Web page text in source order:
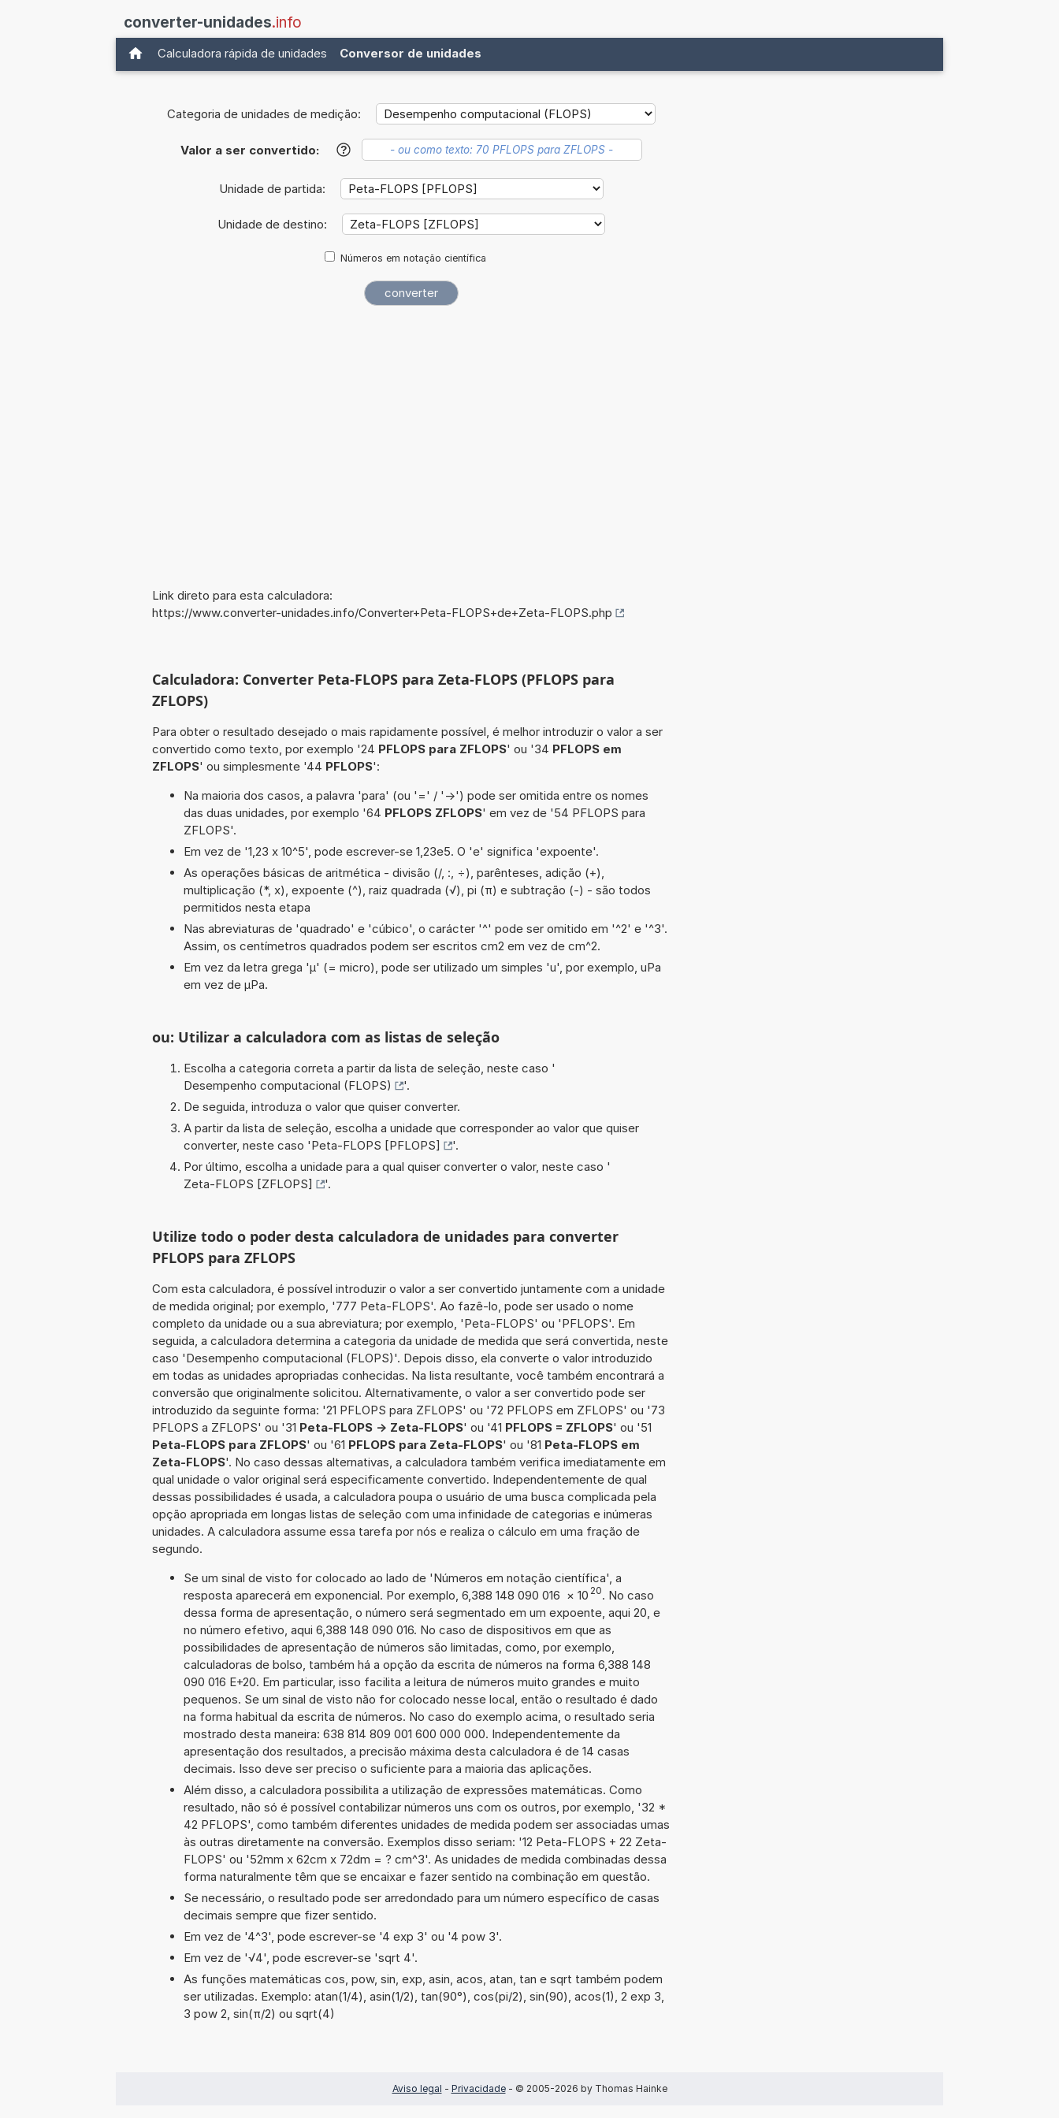
converter-unidades.info
Calculadora rápida de unidades Conversor de unidades
Categoria de unidades de medição:
Valor a ser convertido: ?
Unidade de partida:
Unidade de destino:
Números em notação científica
Link direto para esta calculadora:
https://www.converter-unidades.info/Converter+Peta-FLOPS+de+Zeta-FLOPS.php
Calculadora: Converter Peta-FLOPS para Zeta-FLOPS (PFLOPS para
ZFLOPS)
Para obter o resultado desejado o mais rapidamente possível, é melhor introduzir o valor a ser
convertido como texto, por exemplo '24 PFLOPS para ZFLOPS' ou '34 PFLOPS em
ZFLOPS' ou simplesmente '44 PFLOPS':
Na maioria dos casos, a palavra 'para' (ou '=' / '->') pode ser omitida entre os nomes
das duas unidades, por exemplo '64 PFLOPS ZFLOPS' em vez de '54 PFLOPS para
ZFLOPS'.
Em vez de '1,23 x 10^5', pode escrever-se 1,23e5. O 'e' significa 'expoente'.
As operações básicas de aritmética - divisão (/, :, ÷), parênteses, adição (+),
multiplicação (*, x), expoente (^), raiz quadrada (√), pi (π) e subtração (-) - são todos
permitidos nesta etapa
Nas abreviaturas de 'quadrado' e 'cúbico', o carácter '^' pode ser omitido em '^2' e '^3'.
Assim, os centímetros quadrados podem ser escritos cm2 em vez de cm^2.
Em vez da letra grega 'µ' (= micro), pode ser utilizado um simples 'u', por exemplo, uPa
em vez de µPa.
ou: Utilizar a calculadora com as listas de seleção
Escolha a categoria correta a partir da lista de seleção, neste caso '
Desempenho computacional (FLOPS)
'.
De seguida, introduza o valor que quiser converter.
A partir da lista de seleção, escolha a unidade que corresponder ao valor que quiser
converter, neste caso 'Peta-FLOPS [PFLOPS]
'.
Por último, escolha a unidade para a qual quiser converter o valor, neste caso '
Zeta-FLOPS [ZFLOPS]
'.
Utilize todo o poder desta calculadora de unidades para converter
PFLOPS para ZFLOPS
Com esta calculadora, é possível introduzir o valor a ser convertido juntamente com a unidade
de medida original; por exemplo, '777 Peta-FLOPS'. Ao fazê-lo, pode ser usado o nome
completo da unidade ou a sua abreviatura; por exemplo, 'Peta-FLOPS' ou 'PFLOPS'. Em
seguida, a calculadora determina a categoria da unidade de medida que será convertida, neste
caso 'Desempenho computacional (FLOPS)'. Depois disso, ela converte o valor introduzido
em todas as unidades apropriadas conhecidas. Na lista resultante, você também encontrará a
conversão que originalmente solicitou. Alternativamente, o valor a ser convertido pode ser
introduzido da seguinte forma: '21 PFLOPS para ZFLOPS' ou '72 PFLOPS em ZFLOPS' ou '73
PFLOPS a ZFLOPS' ou '31 Peta-FLOPS -> Zeta-FLOPS' ou '41 PFLOPS = ZFLOPS' ou '51
Peta-FLOPS para ZFLOPS' ou '61 PFLOPS para Zeta-FLOPS' ou '81 Peta-FLOPS em
Zeta-FLOPS'. No caso dessas alternativas, a calculadora também verifica imediatamente em
qual unidade o valor original será especificamente convertido. Independentemente de qual
dessas possibilidades é usada, a calculadora poupa o usuário de uma busca complicada pela
opção apropriada em longas listas de seleção com uma infinidade de categorias e inúmeras
unidades. A calculadora assume essa tarefa por nós e realiza o cálculo em uma fração de
segundo.
Se um sinal de visto for colocado ao lado de 'Números em notação científica', a
resposta aparecerá em exponencial. Por exemplo, 6,388 148 090 016 × 10 20. No caso
dessa forma de apresentação, o número será segmentado em um expoente, aqui 20, e
no número efetivo, aqui 6,388 148 090 016. No caso de dispositivos em que as
possibilidades de apresentação de números são limitadas, como, por exemplo,
calculadoras de bolso, também há a opção da escrita de números na forma 6,388 148
090 016 E+20. Em particular, isso facilita a leitura de números muito grandes e muito
pequenos. Se um sinal de visto não for colocado nesse local, então o resultado é dado
na forma habitual da escrita de números. No caso do exemplo acima, o resultado seria
mostrado desta maneira: 638 814 809 001 600 000 000. Independentemente da
apresentação dos resultados, a precisão máxima desta calculadora é de 14 casas
decimais. Isso deve ser preciso o suficiente para a maioria das aplicações.
Além disso, a calculadora possibilita a utilização de expressões matemáticas. Como
resultado, não só é possível contabilizar números uns com os outros, por exemplo, '32 *
42 PFLOPS', como também diferentes unidades de medida podem ser associadas umas
às outras diretamente na conversão. Exemplos disso seriam: '12 Peta-FLOPS + 22 Zeta-
FLOPS' ou '52mm x 62cm x 72dm = ? cm^3'. As unidades de medida combinadas dessa
forma naturalmente têm que se encaixar e fazer sentido na combinação em questão.
Se necessário, o resultado pode ser arredondado para um número específico de casas
decimais sempre que fizer sentido.
Em vez de '4^3', pode escrever-se '4 exp 3' ou '4 pow 3'.
Em vez de '√4', pode escrever-se 'sqrt 4'.
As funções matemáticas cos, pow, sin, exp, asin, acos, atan, tan e sqrt também podem
ser utilizadas. Exemplo: atan(1/4), asin(1/2), tan(90°), cos(pi/2), sin(90), acos(1), 2 exp 3,
3 pow 2, sin(π/2) ou sqrt(4)
Aviso legal - Privacidade- © 2005-2026 by Thomas Hainke